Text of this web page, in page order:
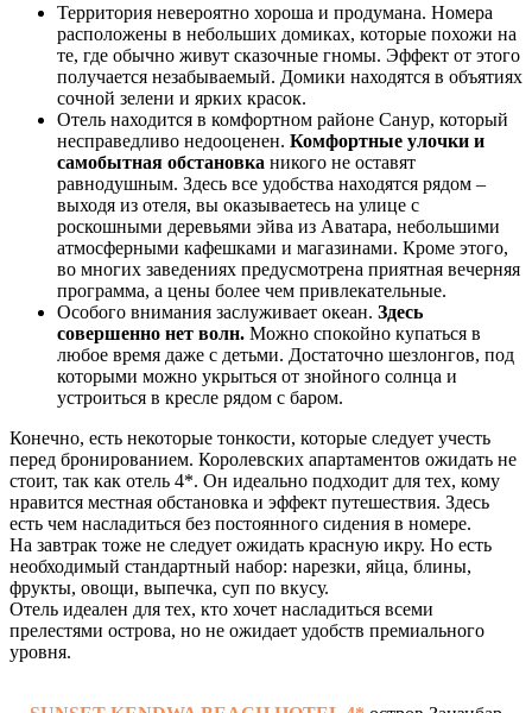
Территория невероятно хороша и продумана. Номера
расположены в небольших домиках, которые похожи на
те, где обычно живут сказочные гномы. Эффект от этого
получается незабываемый. Домики находятся в объятиях
сочной зелени и ярких красок.
Отель находится в комфортном районе Санур, который
несправедливо недооценен. Комфортные улочки и
самобытная обстановка никого не оставят
равнодушным. Здесь все удобства находятся рядом –
выходя из отеля, вы оказываетесь на улице с
роскошными деревьями эйва из Аватара, небольшими
атмосферными кафешками и магазинами. Кроме этого,
во многих заведениях предусмотрена приятная вечерняя
программа, а цены более чем привлекательные.
Особого внимания заслуживает океан. Здесь
совершенно нет волн. Можно спокойно купаться в
любое время даже с детьми. Достаточно шезлонгов, под
которыми можно укрыться от знойного солнца и
устроиться в кресле рядом с баром.
Конечно, есть некоторые тонкости, которые следует учесть
перед бронированием. Королевских апартаментов ожидать не
стоит, так как отель 4*. Он идеально подходит для тех, кому
нравится местная обстановка и эффект путешествия. Здесь
есть чем насладиться без постоянного сидения в номере.
На завтрак тоже не следует ожидать красную икру. Но есть
необходимый стандартный набор: нарезки, яйца, блины,
фрукты, овощи, выпечка, суп по вкусу.
Отель идеален для тех, кто хочет насладиться всеми
прелестями острова, но не ожидает удобств премиального
уровня.